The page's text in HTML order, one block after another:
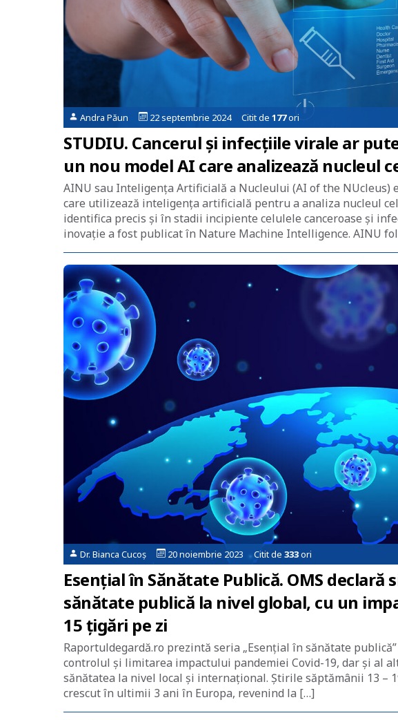
Andra Păun 22 septembrie 2024 Citit de 177ori
STUDIU. Cancerul și infecțiile virale ar
un nou model AI care analizează nucleul
AINU sau Inteligența Artificială a Nucleului (AI of the NUcleus)
care utilizează inteligența artificială pentru a analiza nucleul
identifica precis și în stadii incipiente celulele canceroase și
inovație a fost publicat în Nature Machine Intelligence. AINU
Dr. Bianca Cucoș 20 noiembrie 2023 Citit de 333ori
Esențial în Sănătate Publică. OMS
sănătate publică la nivel global, cu un
15 țigări pe zi
Raportuldegardă.ro prezintă seria „Esențial în sănătate
controlul și limitarea impactului pandemiei Covid-19, dar și al
sănătatea la nivel local și internațional. Știrile săptămânii 13 –
crescut în ultimii 3 ani în Europa, revenind la […]